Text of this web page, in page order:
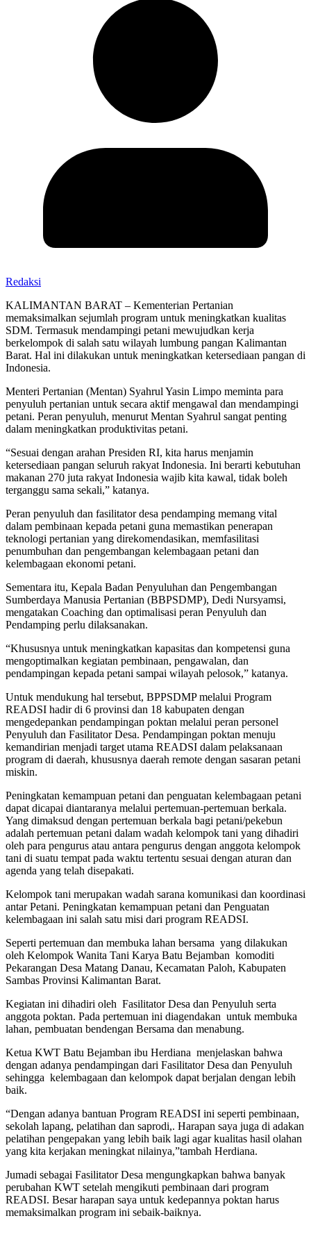
Redaksi
KALIMANTAN BARAT – Kementerian Pertanian
memaksimalkan sejumlah program untuk meningkatkan kualitas
SDM. Termasuk mendampingi petani mewujudkan kerja
berkelompok di salah satu wilayah lumbung pangan Kalimantan
Barat. Hal ini dilakukan untuk meningkatkan ketersediaan pangan di
Indonesia.
Menteri Pertanian (Mentan) Syahrul Yasin Limpo meminta para
penyuluh pertanian untuk secara aktif mengawal dan mendampingi
petani. Peran penyuluh, menurut Mentan Syahrul sangat penting
dalam meningkatkan produktivitas petani.
“Sesuai dengan arahan Presiden RI, kita harus menjamin
ketersediaan pangan seluruh rakyat Indonesia. Ini berarti kebutuhan
makanan 270 juta rakyat Indonesia wajib kita kawal, tidak boleh
terganggu sama sekali,” katanya.
Peran penyuluh dan fasilitator desa pendamping memang vital
dalam pembinaan kepada petani guna memastikan penerapan
teknologi pertanian yang direkomendasikan, memfasilitasi
penumbuhan dan pengembangan kelembagaan petani dan
kelembagaan ekonomi petani.
Sementara itu, Kepala Badan Penyuluhan dan Pengembangan
Sumberdaya Manusia Pertanian (BBPSDMP), Dedi Nursyamsi,
mengatakan Coaching dan optimalisasi peran Penyuluh dan
Pendamping perlu dilaksanakan.
“Khususnya untuk meningkatkan kapasitas dan kompetensi guna
mengoptimalkan kegiatan pembinaan, pengawalan, dan
pendampingan kepada petani sampai wilayah pelosok,” katanya.
Untuk mendukung hal tersebut, BPPSDMP melalui Program
READSI hadir di 6 provinsi dan 18 kabupaten dengan
mengedepankan pendampingan poktan melalui peran personel
Penyuluh dan Fasilitator Desa. Pendampingan poktan menuju
kemandirian menjadi target utama READSI dalam pelaksanaan
program di daerah, khususnya daerah remote dengan sasaran petani
miskin.
Peningkatan kemampuan petani dan penguatan kelembagaan petani
dapat dicapai diantaranya melalui pertemuan-pertemuan berkala.
Yang dimaksud dengan pertemuan berkala bagi petani/pekebun
adalah pertemuan petani dalam wadah kelompok tani yang dihadiri
oleh para pengurus atau antara pengurus dengan anggota kelompok
tani di suatu tempat pada waktu tertentu sesuai dengan aturan dan
agenda yang telah disepakati.
Kelompok tani merupakan wadah sarana komunikasi dan koordinasi
antar Petani. Peningkatan kemampuan petani dan Penguatan
kelembagaan ini salah satu misi dari program READSI.
Seperti pertemuan dan membuka lahan bersama yang dilakukan
oleh Kelompok Wanita Tani Karya Batu Bejamban komoditi
Pekarangan Desa Matang Danau, Kecamatan Paloh, Kabupaten
Sambas Provinsi Kalimantan Barat.
Kegiatan ini dihadiri oleh Fasilitator Desa dan Penyuluh serta
anggota poktan. Pada pertemuan ini diagendakan untuk membuka
lahan, pembuatan bendengan Bersama dan menabung.
Ketua KWT Batu Bejamban ibu Herdiana menjelaskan bahwa
dengan adanya pendampingan dari Fasilitator Desa dan Penyuluh
sehingga kelembagaan dan kelompok dapat berjalan dengan lebih
baik.
“Dengan adanya bantuan Program READSI ini seperti pembinaan,
sekolah lapang, pelatihan dan saprodi,. Harapan saya juga di adakan
pelatihan pengepakan yang lebih baik lagi agar kualitas hasil olahan
yang kita kerjakan meningkat nilainya,”tambah Herdiana.
Jumadi sebagai Fasilitator Desa mengungkapkan bahwa banyak
perubahan KWT setelah mengikuti pembinaan dari program
READSI. Besar harapan saya untuk kedepannya poktan harus
memaksimalkan program ini sebaik-baiknya.